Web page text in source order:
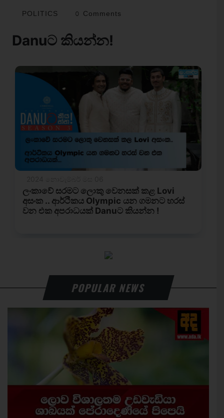
POLITICS 0 Comments
POPULAR NEWS